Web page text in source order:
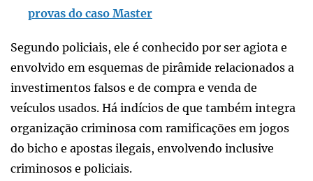
provas do caso Master
Segundo policiais, ele é conhecido por ser agiota e
envolvido em esquemas de pirâmide relacionados a
investimentos falsos e de compra e venda de
veículos usados. Há indícios de que também integra
organização criminosa com ramificações em jogos
do bicho e apostas ilegais, envolvendo inclusive
criminosos e policiais.